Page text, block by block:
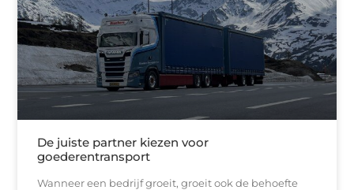
De juiste partner kiezen voor
goederentransport
Wanneer een bedrijf groeit, groeit ook de behoefte